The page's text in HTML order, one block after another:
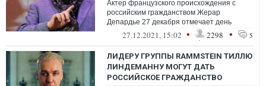
Актер французского происхождения с
российским гражданством Жерар
Депардье 27 декабря отмечает день
рождения. Ему исполнилось 73 года
27.12.2021, 15:02 • 2298 • 5
ЛИДЕРУ ГРУППЫ RAMMSTEIN ТИЛЛЮ
ЛИНДЕМАННУ МОГУТ ДАТЬ
РОССИЙСКОЕ ГРАЖДАНСТВО